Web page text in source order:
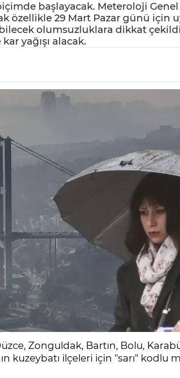
başlayacak. Meteroloji
özellikle 29 Mart Pazar günü için
olumsuzluklara dikkat
yağışı alacak.
Zonguldak, Bartın, Bolu,
kuzeybatı ilçeleri için "sarı" kodlu